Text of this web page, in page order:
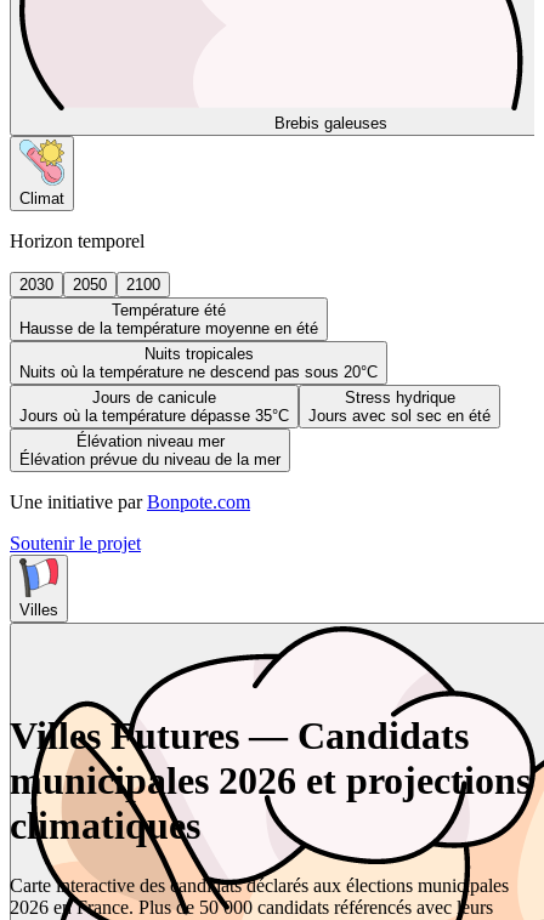
Brebis galeuses
Climat
Horizon temporel
2030 2050
2100
Température été
Hausse de la température moyenne en été
Nuits tropicales
Nuits où la température ne descend pas sous 20°C
Jours de canicule
Jours où la température dépasse 35°C
Stress hydrique
Jours avec sol sec en été
Élévation niveau mer
Élévation prévue du niveau de la mer
Une initiative par Bonpote.com
Soutenir le projet
Villes
Villes Futures — Candidats
municipales 2026 et projections
climatiques
Carte interactive des candidats déclarés aux élections municipales
2026 en France. Plus de 50 000 candidats référencés avec leurs